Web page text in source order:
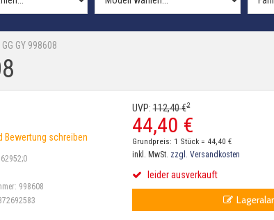
GY 998608
Bewertung schreiben
998608
UVP:112,40€2
44,40 €
Grundpreis: 1 Stück = 44,40 €
inkl. MwSt. zzgl. Versandkosten
leider ausverkauft